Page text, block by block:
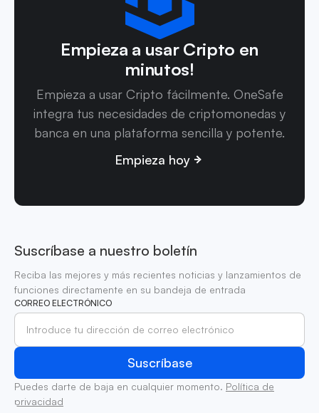
Empieza a usar Cripto en
minutos!
Empieza a usar Cripto fácilmente. OneSafe
integra tus necesidades de criptomonedas y
banca en una plataforma sencilla y potente.
Empieza hoy
Suscríbase a nuestro boletín
Reciba las mejores y más recientes noticias y lanzamientos de
funciones directamente en su bandeja de entrada
CORREO ELECTRÓNICO
Puedes darte de baja en cualquier momento. Política de
privacidad